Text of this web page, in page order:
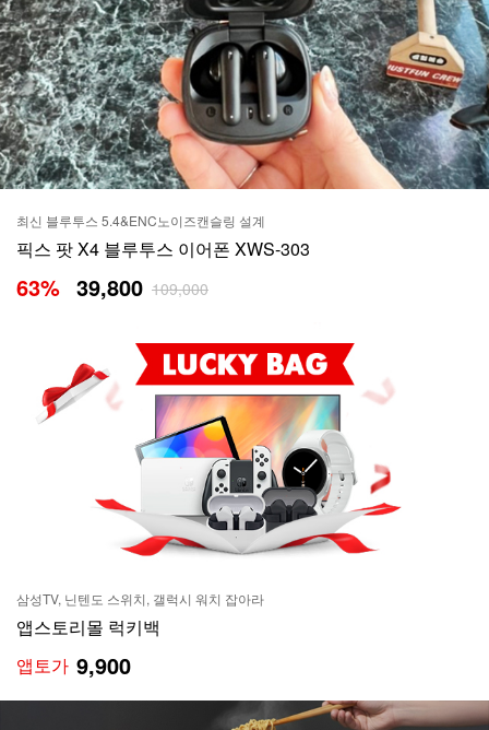
최신 블루투스 5.4&ENC노이즈캔슬링 설계
픽스 팟 X4 블루투스 이어폰 XWS-303
63% 39,800 109,000
삼성TV, 닌텐도 스위치, 갤럭시 워치 잡아라
앱스토리몰 럭키백
앱토가 9,900